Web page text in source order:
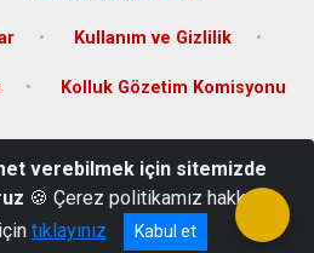
Kullanım ve Gizlilik
Kolluk Gözetim Komisyonu
posta: eregli@icisleri.gov.tr
713 32 36
verebilmek için sitemizde
🍪 Çerez politikamız hakkında
tıklayınız Kabul et